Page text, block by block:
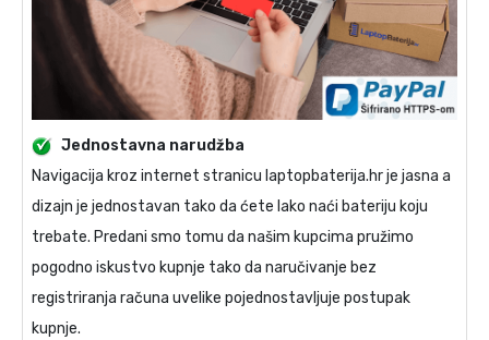
Jednostavna narudžba
Navigacija kroz internet stranicu laptopbaterija.hr je jasna a
dizajn je jednostavan tako da ćete lako naći bateriju koju
trebate. Predani smo tomu da našim kupcima pružimo
pogodno iskustvo kupnje tako da naručivanje bez
registriranja računa uvelike pojednostavljuje postupak
kupnje.